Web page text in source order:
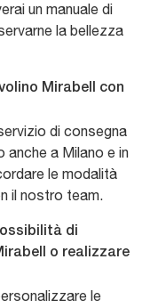
un manuale di
la bellezza
Mirabell con
di consegna
a Milano e in
le modalità
il nostro team.
di
o realizzare
le